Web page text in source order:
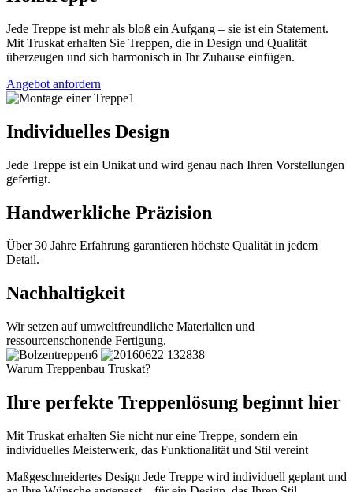
Jede Treppe ist mehr als bloß ein Aufgang – sie ist ein Statement.
Mit Truskat erhalten Sie Treppen, die in Design und Qualität
überzeugen und sich harmonisch in Ihr Zuhause einfügen.
Angebot anfordern
Individuelles Design
Jede Treppe ist ein Unikat und wird genau nach Ihren Vorstellungen
gefertigt.
Handwerkliche Präzision
Über 30 Jahre Erfahrung garantieren höchste Qualität in jedem
Detail.
Nachhaltigkeit
Wir setzen auf umweltfreundliche Materialien und
ressourcenschonende Fertigung.
Warum Treppenbau Truskat?
Ihre perfekte Treppenlösung beginnt hier
Mit Truskat erhalten Sie nicht nur eine Treppe, sondern ein
individuelles Meisterwerk, das Funktionalität und Stil vereint
Maßgeschneidertes Design Jede Treppe wird individuell geplant und